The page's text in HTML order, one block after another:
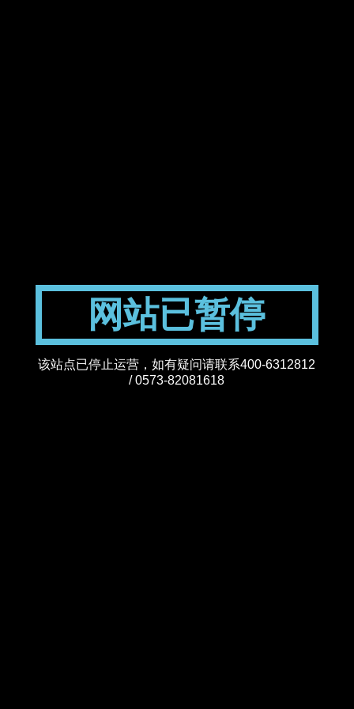
网站已暂停
该站点已停止运营，如有疑问请联系400-6312812
/ 0573-82081618